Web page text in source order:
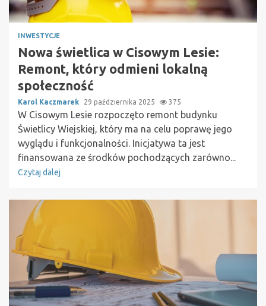
INWESTYCJE
Nowa świetlica w Cisowym Lesie:
Remont, który odmieni lokalną
społeczność
Karol Kaczmarek 29 października 2025 375
W Cisowym Lesie rozpoczęto remont budynku
Świetlicy Wiejskiej, który ma na celu poprawę jego
wyglądu i funkcjonalności. Inicjatywa ta jest
finansowana ze środków pochodzących zarówno...
Czytaj dalej